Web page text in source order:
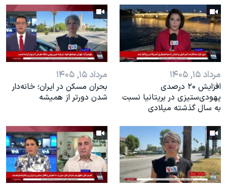
مرداد ۱۵, ۱۴۰۵
افزایش ۲۰ درصدی
یهودی‌ستیزی در بریتانیا نسبت
به سال گذشته میلادی
مرداد ۱۵, ۱۴۰۵
بحران مسکن در ایران؛ خانه‌دار
شدن دورتر از همیشه